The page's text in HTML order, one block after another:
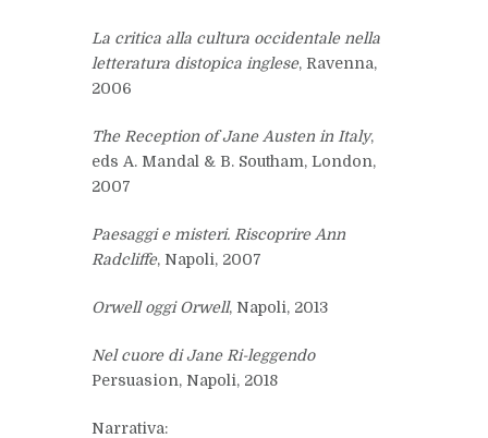
La critica alla cultura occidentale nella
letteratura distopica inglese, Ravenna,
2006
The Reception of Jane Austen in Italy,
eds A. Mandal & B. Southam, London,
2007
Paesaggi e misteri. Riscoprire Ann
Radcliffe, Napoli, 2007
Orwell oggi Orwell, Napoli, 2013
Nel cuore di Jane Ri-leggendo
Persuasion, Napoli, 2018
Narrativa: